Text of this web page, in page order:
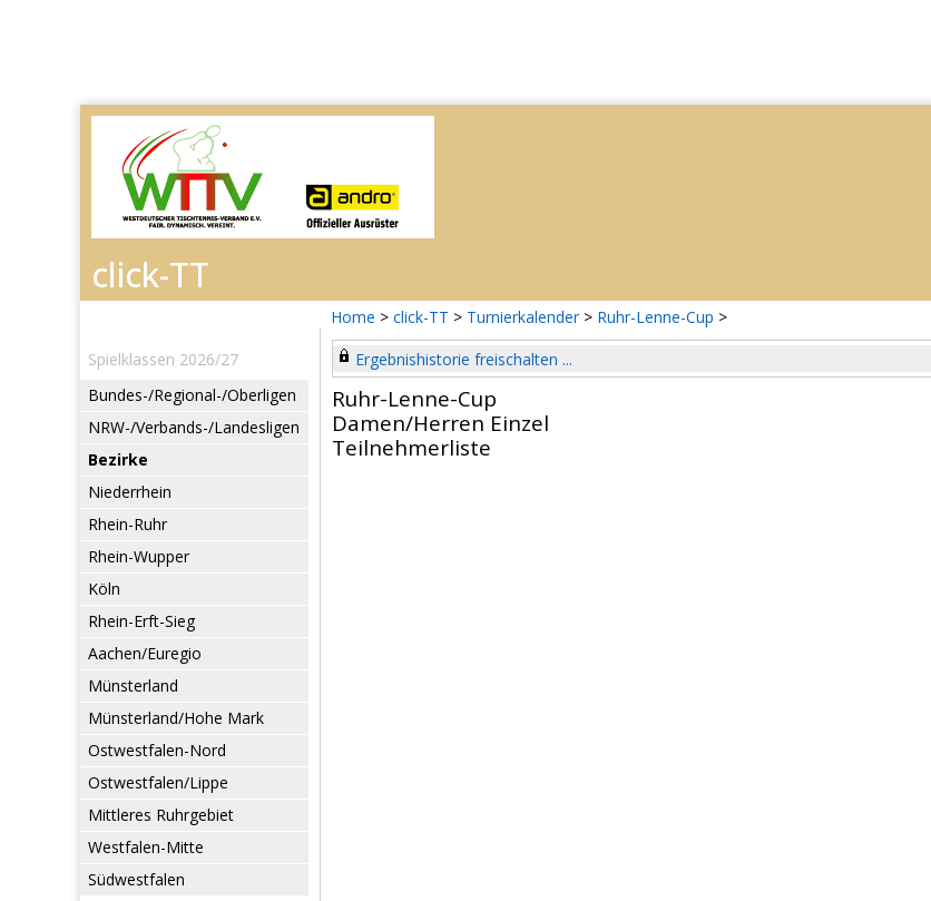
Home > click-TT > Turnierkalender > Ruhr-Lenne-Cup >
Spielklassen 2026/27
Bundes-/Regional-/Oberligen
NRW-/Verbands-/Landesligen
Bezirke
Niederrhein
Rhein-Ruhr
Rhein-Wupper
Köln
Rhein-Erft-Sieg
Aachen/Euregio
Münsterland
Münsterland/Hohe Mark
Ostwestfalen-Nord
Ostwestfalen/Lippe
Mittleres Ruhrgebiet
Westfalen-Mitte
Südwestfalen
Ergebnishistorie freischalten ...
Ruhr-Lenne-Cup
Damen/Herren Einzel
Teilnehmerliste